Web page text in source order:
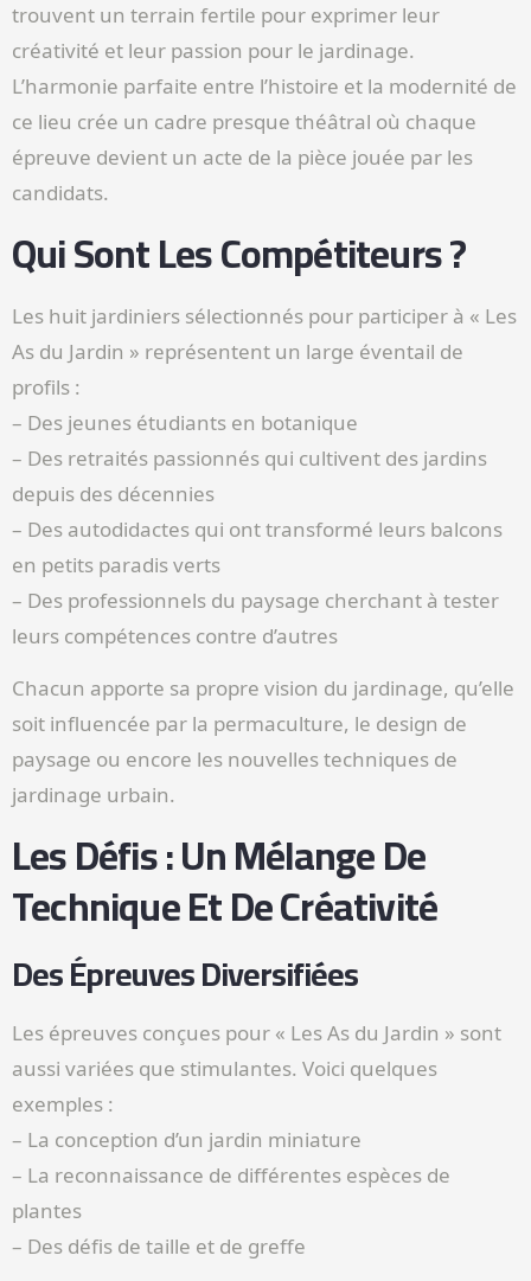
trouvent un terrain fertile pour exprimer leur
créativité et leur passion pour le jardinage.
L’harmonie parfaite entre l’histoire et la modernité de
ce lieu crée un cadre presque théâtral où chaque
épreuve devient un acte de la pièce jouée par les
candidats.
Qui Sont Les Compétiteurs ?
Les huit jardiniers sélectionnés pour participer à « Les
As du Jardin » représentent un large éventail de
profils :
– Des jeunes étudiants en botanique
– Des retraités passionnés qui cultivent des jardins
depuis des décennies
– Des autodidactes qui ont transformé leurs balcons
en petits paradis verts
– Des professionnels du paysage cherchant à tester
leurs compétences contre d’autres
Chacun apporte sa propre vision du jardinage, qu’elle
soit influencée par la permaculture, le design de
paysage ou encore les nouvelles techniques de
jardinage urbain.
Les Défis : Un Mélange De
Technique Et De Créativité
Des Épreuves Diversifiées
Les épreuves conçues pour « Les As du Jardin » sont
aussi variées que stimulantes. Voici quelques
exemples :
– La conception d’un jardin miniature
– La reconnaissance de différentes espèces de
plantes
– Des défis de taille et de greffe